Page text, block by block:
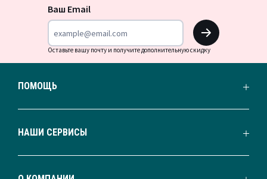
Ваш Email
OK
Оставьте вашу почту и получите дополнительную скидку
ПОМОЩЬ
НАШИ СЕРВИСЫ